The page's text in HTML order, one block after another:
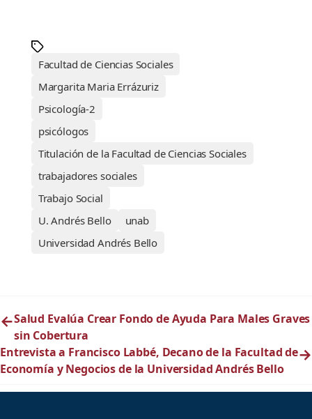
Facultad de Ciencias Sociales
Margarita Maria Errázuriz
Psicología-2
psicólogos
Titulación de la Facultad de Ciencias Sociales
trabajadores sociales
Trabajo Social
U. Andrés Bello
unab
Universidad Andrés Bello
←Salud Evalúa Crear Fondo de Ayuda Para Males Graves
sin Cobertura
Entrevista a Francisco Labbé, Decano de la Facultad de
Economía y Negocios de la Universidad Andrés Bello
→